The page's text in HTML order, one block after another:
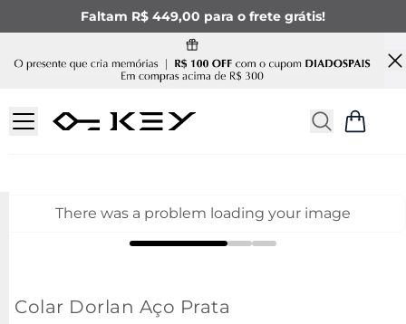
Faltam R$ 449,00 para o frete grátis!
There was a problem loading your image
Colar Dorlan Aço Prata